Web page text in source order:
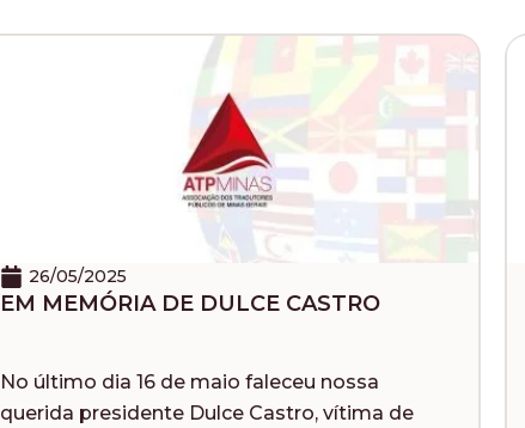
26/05/2025
EM MEMÓRIA DE DULCE CASTRO
No último dia 16 de maio faleceu nossa
querida presidente Dulce Castro, vítima de